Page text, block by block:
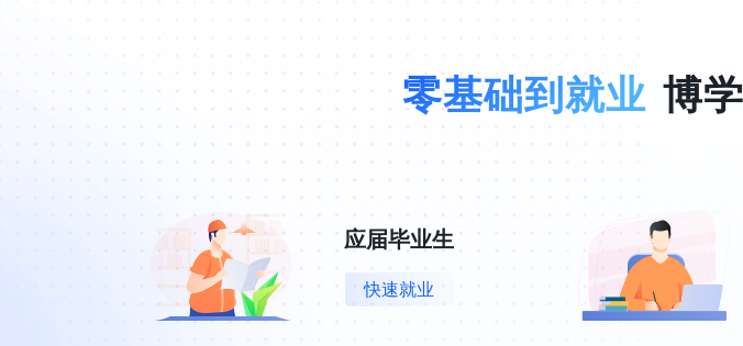
零基础到就业 博
应届毕业生
快速就业